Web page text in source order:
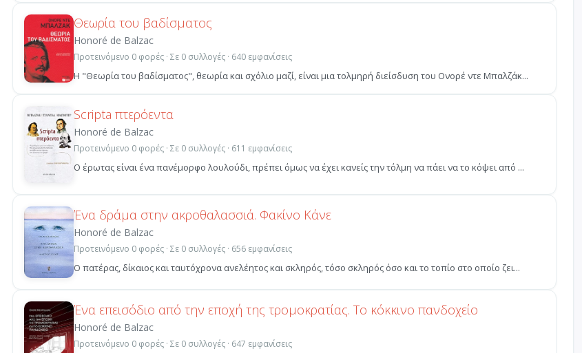
Θεωρία του βαδίσματος
Honoré de Balzac
Προτεινόμενο 0 φορές · Σε 0 συλλογές · 640 εμφανίσεις
Η "Θεωρία του βαδίσματος", θεωρία και σχόλιο μαζί, είναι μια τολμηρή διείσδυση του Ονορέ ντε Μπαλζάκ...
Scripta πτερόεντα
Honoré de Balzac
Προτεινόμενο 0 φορές · Σε 0 συλλογές · 611 εμφανίσεις
Ο έρωτας είναι ένα πανέμορφο λουλούδι, πρέπει όμως να έχει κανείς την τόλμη να πάει να το κόψει από ...
Ένα δράμα στην ακροθαλασσιά. Φακίνο Κάνε
Honoré de Balzac
Προτεινόμενο 0 φορές · Σε 0 συλλογές · 656 εμφανίσεις
Ο πατέρας, δίκαιος και ταυτόχρονα ανελέητος και σκληρός, τόσο σκληρός όσο και το τοπίο στο οποίο ζει...
Ένα επεισόδιο από την εποχή της τρομοκρατίας. Το κόκκινο πανδοχείο
Honoré de Balzac
Προτεινόμενο 0 φορές · Σε 0 συλλογές · 647 εμφανίσεις